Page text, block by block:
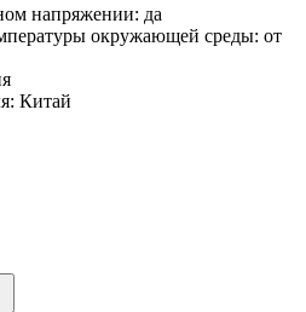
напряжении: да
окружающей среды: от
Китай